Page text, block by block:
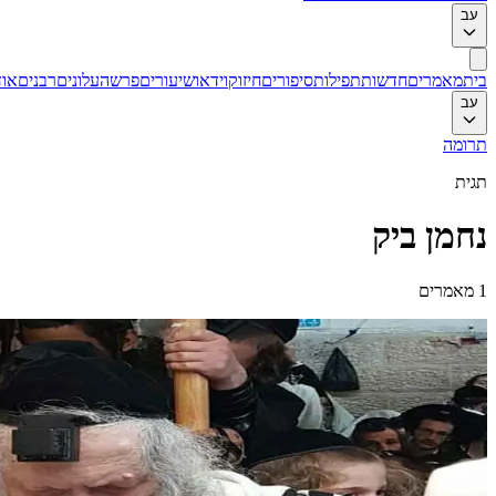
עב
ביתמאמריםחדשותתפילותסיפוריםחיזוקוידאושיעוריםפרשהעלוניםרבנים
עב
תרומה
תגית
נחמן ביק
1 מאמרים